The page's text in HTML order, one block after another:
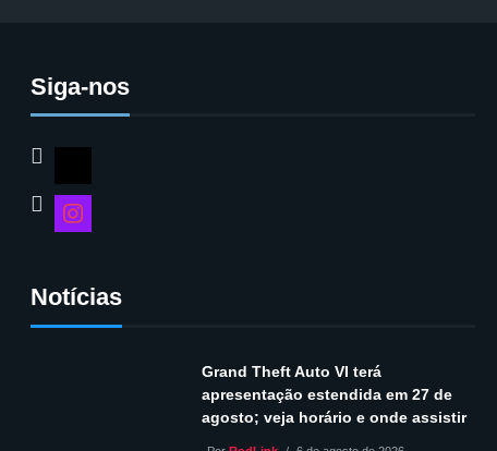
Siga-nos
Notícias
Grand Theft Auto VI terá
apresentação estendida em 27 de
agosto; veja horário e onde assistir